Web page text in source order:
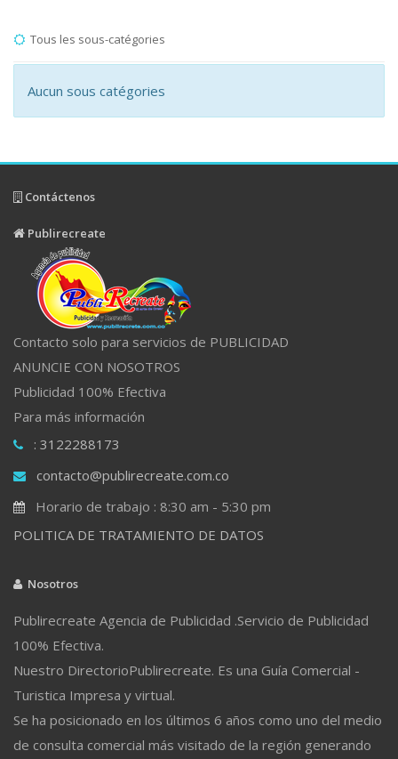
Tous les sous-catégories
Aucun sous catégories
Contáctenos
Publirecreate
Contacto solo para servicios de PUBLICIDAD
ANUNCIE CON NOSOTROS
Publicidad 100% Efectiva
Para más información
: 3122288173
contacto@publirecreate.com.co
Horario de trabajo : 8:30 am - 5:30 pm
POLITICA DE TRATAMIENTO DE DATOS
Nosotros
Publirecreate Agencia de Publicidad .Servicio de Publicidad
100% Efectiva.
Nuestro DirectorioPublirecreate. Es una Guía Comercial -
Turistica Impresa y virtual.
Se ha posicionado en los últimos 6 años como uno del medio
de consulta comercial más visitado de la región generando